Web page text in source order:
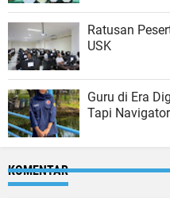
Ratusan
USK
Guru di Era
Tapi
KOMENTAR